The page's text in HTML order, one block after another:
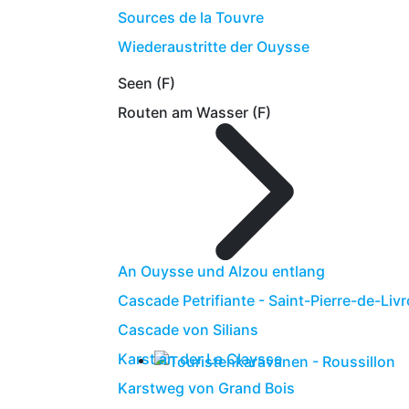
Sources de la Touvre
Wiederaustritte der Ouysse
Seen (F)
Routen am Wasser (F)
An Ouysse und Alzou entlang
Cascade Petrifiante - Saint-Pierre-de-
Cascade von Silians
Karst an der La Claysse
Karstweg von Grand Bois